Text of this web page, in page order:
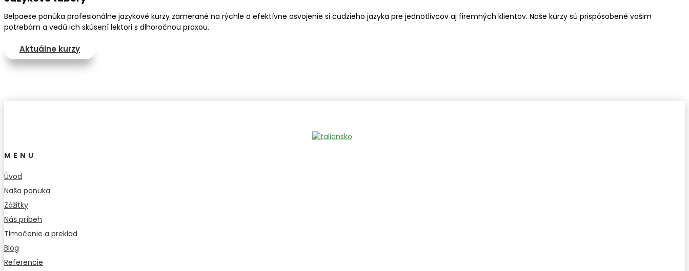
Belpaese ponúka profesionálne jazykové kurzy zamerané na rýchle a efektívne osvojenie si cudzieho jazyka pre jednotlivcov aj firemných klientov. Naše kurzy sú prispôsobené vašim
potrebám a vedú ich skúsení lektori s dlhoročnou praxou.
Aktuálne kurzy
MENU
Úvod
Naša ponuka
Zážitky
Náš príbeh
Tlmočenie a preklad
Blog
Referencie